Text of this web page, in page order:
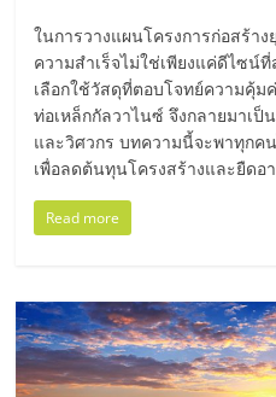
ไทย,
SMEs,
แฟ
รน
ไชส์,
ที่
ในการวางแผนโครงการก่อสร้า
ความสำเร็จไม่ใช่เพียงแค่ดีไซน์
เลือกใช้วัสดุที่ตอบโจทย์ความคุ้
ท่อเหล็กกัลวาไนซ์ จึงกลายมาเ
และวิศวกร บทความนี้จะพาทุกค
เพื่อลดต้นทุนโครงสร้างและยืดอ
Read more